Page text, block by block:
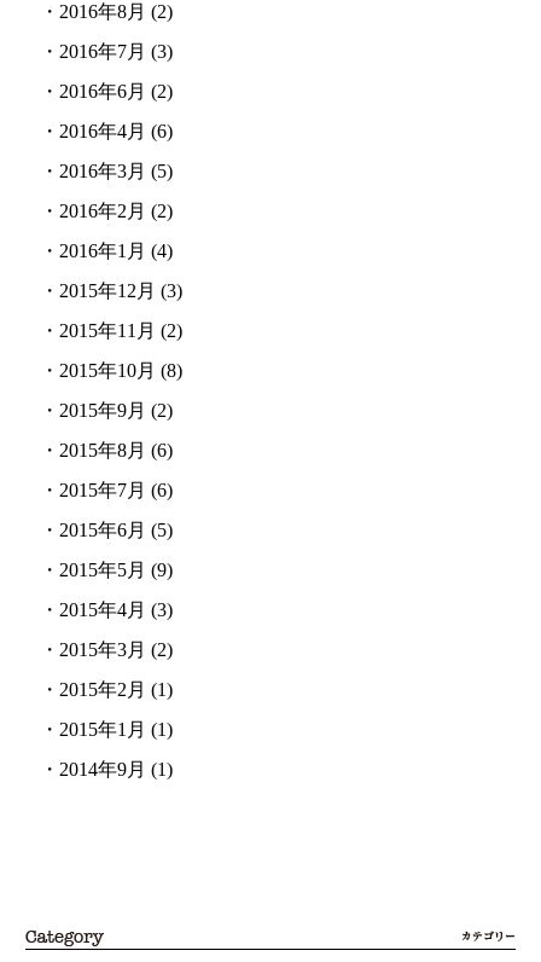
・ 2016年8月 (2)
・ 2016年7月 (3)
・ 2016年6月 (2)
・ 2016年4月 (6)
・ 2016年3月 (5)
・ 2016年2月 (2)
・ 2016年1月 (4)
・ 2015年12月 (3)
・ 2015年11月 (2)
・ 2015年10月 (8)
・ 2015年9月 (2)
・ 2015年8月 (6)
・ 2015年7月 (6)
・ 2015年6月 (5)
・ 2015年5月 (9)
・ 2015年4月 (3)
・ 2015年3月 (2)
・ 2015年2月 (1)
・ 2015年1月 (1)
・ 2014年9月 (1)